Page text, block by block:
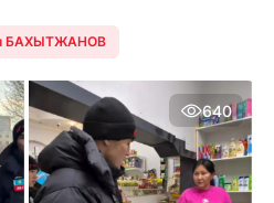
БАХЫТЖАНОВ
640